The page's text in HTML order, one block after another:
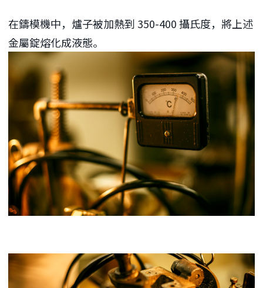
在鑄模機中，爐子被加熱到 350-400 攝氏度，將上述
金屬錠熔化成液態。